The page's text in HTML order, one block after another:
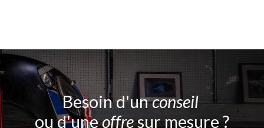
Besoin d'unconseil
ou d'uneoffresur mesure ?